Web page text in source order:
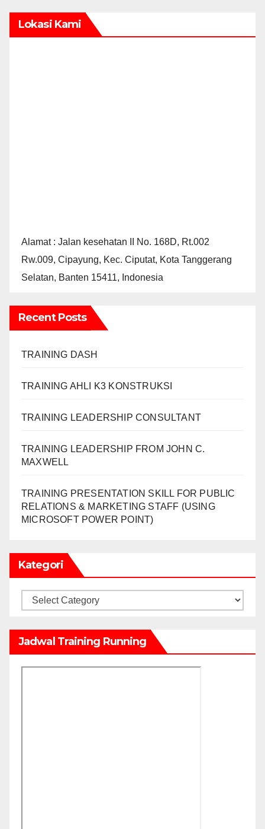
Lokasi Kami
Alamat : Jalan kesehatan II No. 168D, Rt.002
Rw.009, Cipayung, Kec. Ciputat, Kota Tanggerang
Selatan, Banten 15411, Indonesia
Recent Posts
TRAINING DASH
TRAINING AHLI K3 KONSTRUKSI
TRAINING LEADERSHIP CONSULTANT
TRAINING LEADERSHIP FROM JOHN C.
MAXWELL
TRAINING PRESENTATION SKILL FOR PUBLIC
RELATIONS & MARKETING STAFF (USING
MICROSOFT POWER POINT)
Kategori
Kategori
Jadwal Training Running